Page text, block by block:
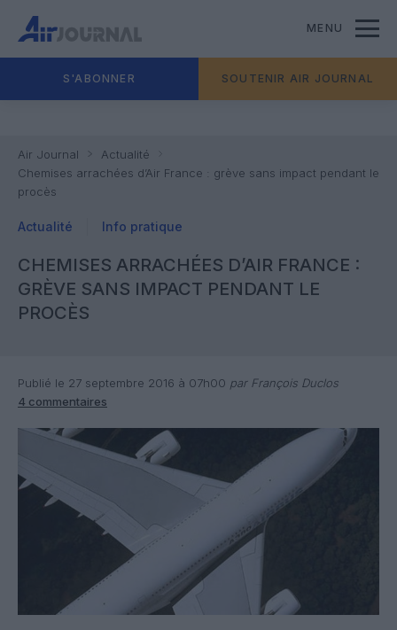
MENU
S'ABONNER SOUTENIR AIR JOURNAL
Air Journal
Actualité
Chemises arrachées d’Air France : grève sans impact pendant le
procès
Actualité Info pratique
CHEMISES ARRACHÉES D’AIR FRANCE :
GRÈVE SANS IMPACT PENDANT LE
PROCÈS
Publié le 27 septembre 2016 à 07h00 par François Duclos
4 commentaires